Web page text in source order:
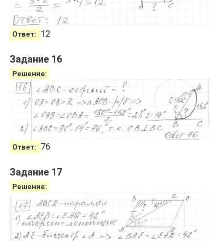
Ответ: 12
Задание 16
Решение:
Ответ: 76
Задание 17
Решение: